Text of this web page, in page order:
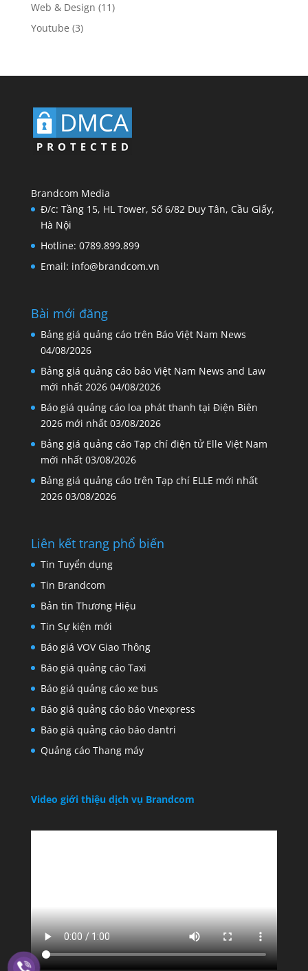
Web & Design (11)
Youtube (3)
Brandcom Media
Đ/c: Tầng 15, HL Tower, Số 6/82 Duy Tân, Cầu Giấy,
Hà Nội
Hotline: 0789.899.899
Email: info@brandcom.vn
Bài mới đăng
Bảng giá quảng cáo trên Báo Việt Nam News
04/08/2026
Bảng giá quảng cáo báo Việt Nam News and Law
mới nhất 2026 04/08/2026
Báo giá quảng cáo loa phát thanh tại Điện Biên
2026 mới nhất 03/08/2026
Bảng giá quảng cáo Tạp chí điện tử Elle Việt Nam
mới nhất 03/08/2026
Bảng giá quảng cáo trên Tạp chí ELLE mới nhất
2026 03/08/2026
Liên kết trang phổ biến
Tin Tuyển dụng
Tin Brandcom
Bản tin Thương Hiệu
Tin Sự kiện mới
Báo giá VOV Giao Thông
Báo giá quảng cáo Taxi
Báo giá quảng cáo xe bus
Báo giá quảng cáo báo Vnexpress
Báo giá quảng cáo báo dantri
Quảng cáo Thang máy
Video giới thiệu dịch vụ Brandcom